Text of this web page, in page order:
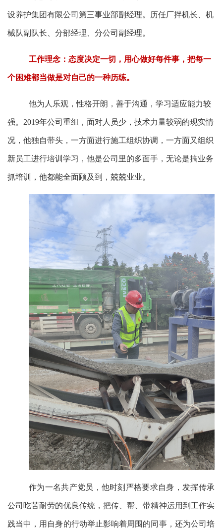
设养护集团有限公司第三事业部副经理。历任厂拌机长、机
械队副队长、分部经理、分公司副经理。
工作理念：态度决定一切，用心做好每件事，把每一
个困难都当做是对自己的一种历练。
他为人乐观，性格开朗，善于沟通，学习适应能力较
强。2019年公司重组，面对人员少，技术力量较弱的现实情
况，他独自带头，一方面进行施工组织协调，一方面又组织
新员工进行培训学习，他是公司里的多面手，无论是搞业务
抓培训，他都能全面顾及到，兢兢业业。
作为一名共产党员，他时刻严格要求自身，发挥传承
公司吃苦耐劳的优良传统，把传、帮、带精神运用到工作实
践当中，用自身的行动举止影响着周围的同事，还为公司培